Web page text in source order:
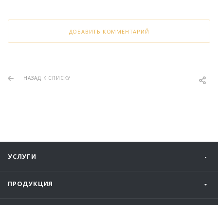
ДОБАВИТЬ КОММЕНТАРИЙ
НАЗАД К СПИСКУ
УСЛУГИ
ПРОДУКЦИЯ